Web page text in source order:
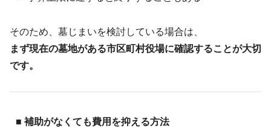
そのため、墓じまいを検討している場合は、
まず現在の墓地がある市区町村役場に確認することが大切
です。
■ 補助がなくても費用を抑える方法